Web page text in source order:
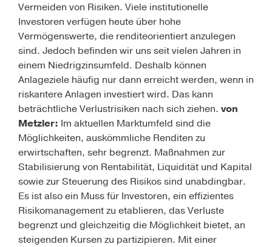
Vermeiden von Risiken. Viele institutionelle
Investoren verfügen heute über hohe
Vermögenswerte, die renditeorientiert anzulegen
sind. Jedoch befinden wir uns seit vielen Jahren in
einem Niedrigzinsumfeld. Deshalb können
Anlageziele häufig nur dann erreicht werden, wenn in
riskantere Anlagen investiert wird. Das kann
beträchtliche Verlustrisiken nach sich ziehen. von
Metzler: Im aktuellen Marktumfeld sind die
Möglichkeiten, auskömmliche Renditen zu
erwirtschaften, sehr begrenzt. Maßnahmen zur
Stabilisierung von Rentabilität, Liquidität und Kapital
sowie zur Steuerung des Risikos sind unabdingbar.
Es ist also ein Muss für Investoren, ein effizientes
Risikomanagement zu etablieren, das Verluste
begrenzt und gleichzeitig die Möglichkeit bietet, an
steigenden Kursen zu partizipieren. Mit einer